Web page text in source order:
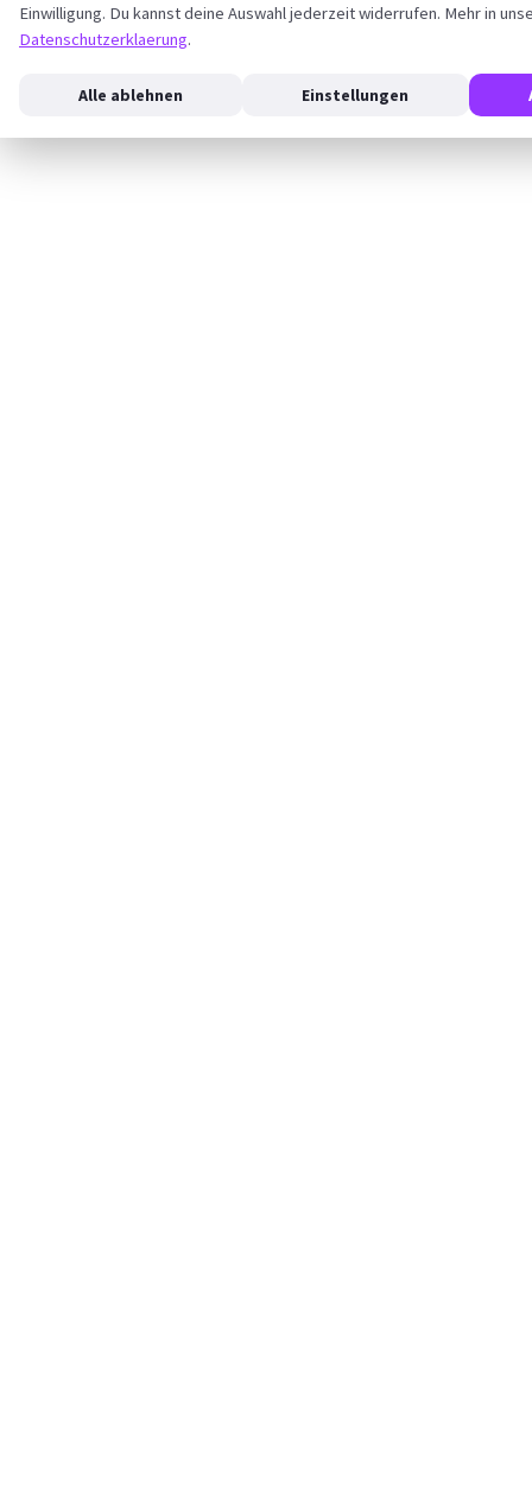
Einwilligung. Du kannst deine Auswahl jederzeit widerrufen. Mehr in
Datenschutzerklaerung.
Alle ablehnen Einstellungen